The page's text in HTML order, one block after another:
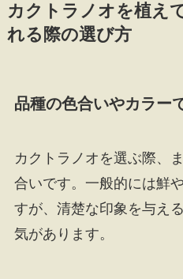
カクトラノオを植え
れる際の選び方
品種の色合いやカラー
カクトラノオを選ぶ際、
合いです。一般的には鮮
すが、清楚な印象を与え
気があります。